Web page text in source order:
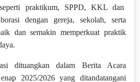
praktikum, SPPD, KKL dan
dengan gereja, sekolah, serta
dan semakin memperkuat praktik
dituangkan dalam Berita Acara
2025/2026 yang ditandatangani